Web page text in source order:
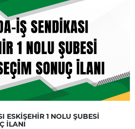
ESKİŞEHİR 1 NOLU ŞUBESİ
İLANI